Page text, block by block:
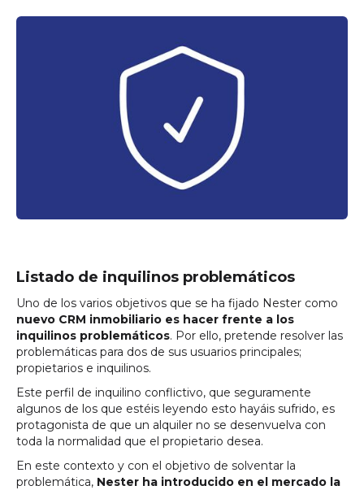
Listado de inquilinos problemáticos
Uno de los varios objetivos que se ha fijado Nester como
nuevo CRM inmobiliario es hacer frente a los
inquilinos problemáticos. Por ello, pretende resolver las
problemáticas para dos de sus usuarios principales;
propietarios e inquilinos.
Este perfil de inquilino conflictivo, que seguramente
algunos de los que estéis leyendo esto hayáis sufrido, es
protagonista de que un alquiler no se desenvuelva con
toda la normalidad que el propietario desea.
En este contexto y con el objetivo de solventar la
problemática, Nester ha introducido en el mercado la